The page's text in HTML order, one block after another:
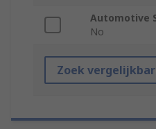
Automotive
No
Zoek